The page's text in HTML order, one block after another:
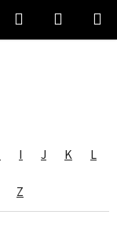
Hľadať
KOŠÍK
I J K L
Z